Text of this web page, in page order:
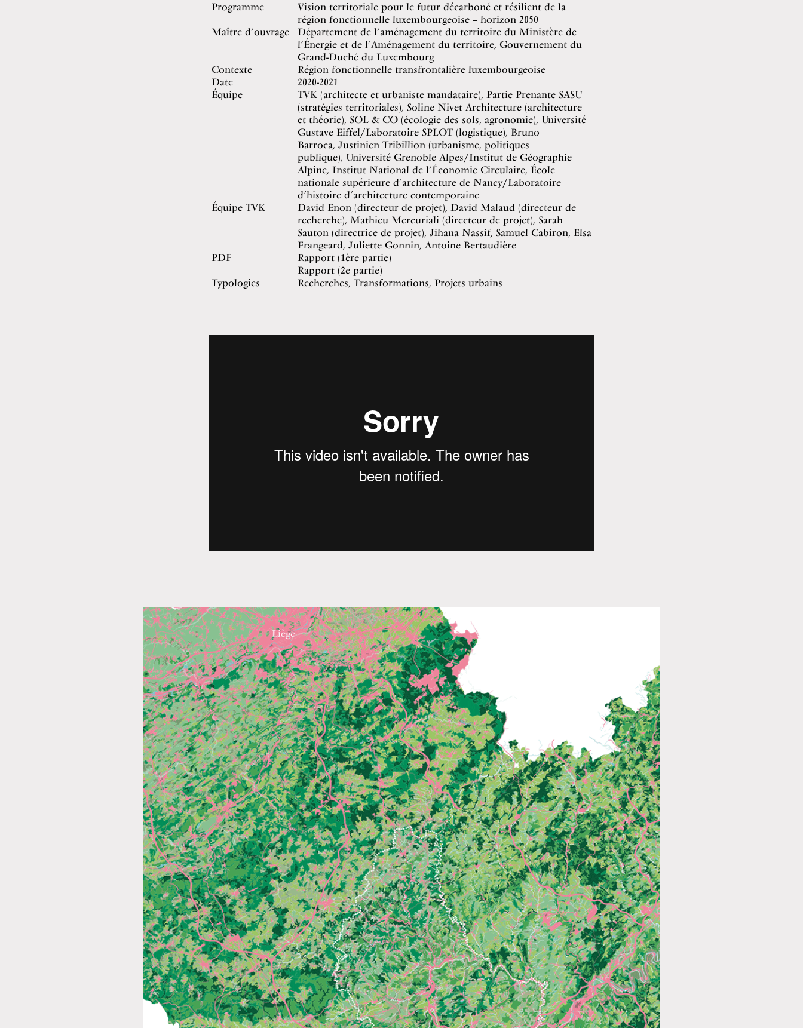
Programme
Vision territoriale pour le futur décarboné et résilient de la
région fonctionnelle luxembourgeoise – horizon 2050
Maître d’ouvrage
Département de l’aménagement du territoire du Ministère de
l’Énergie et de l’Aménagement du territoire, Gouvernement du
Grand-Duché du Luxembourg
Contexte
Région fonctionnelle transfrontalière luxembourgeoise
Date
2020-2021
Équipe
TVK (architecte et urbaniste mandataire), Partie Prenante SASU
(stratégies territoriales), Soline Nivet Architecture (architecture
et théorie), SOL & CO (écologie des sols, agronomie), Université
Gustave Eiffel/Laboratoire SPLOT (logistique), Bruno
Barroca, Justinien Tribillion (urbanisme, politiques
publique), Université Grenoble Alpes/Institut de Géographie
Alpine, Institut National de l’Économie Circulaire, École
nationale supérieure d’architecture de Nancy/Laboratoire
d’histoire d’architecture contemporaine
Équipe TVK
David Enon (directeur de projet), David Malaud (directeur de
recherche), Mathieu Mercuriali (directeur de projet), Sarah
Sauton (directrice de projet), Jihana Nassif, Samuel Cabiron, Elsa
Frangeard, Juliette Gonnin, Antoine Bertaudière
PDF
Rapport (1ère partie)
Rapport (2e partie)
Typologies
Recherches, Transformations, Projets urbains